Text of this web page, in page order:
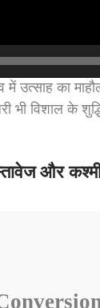
में उत्साह का
भी विशाल के
और